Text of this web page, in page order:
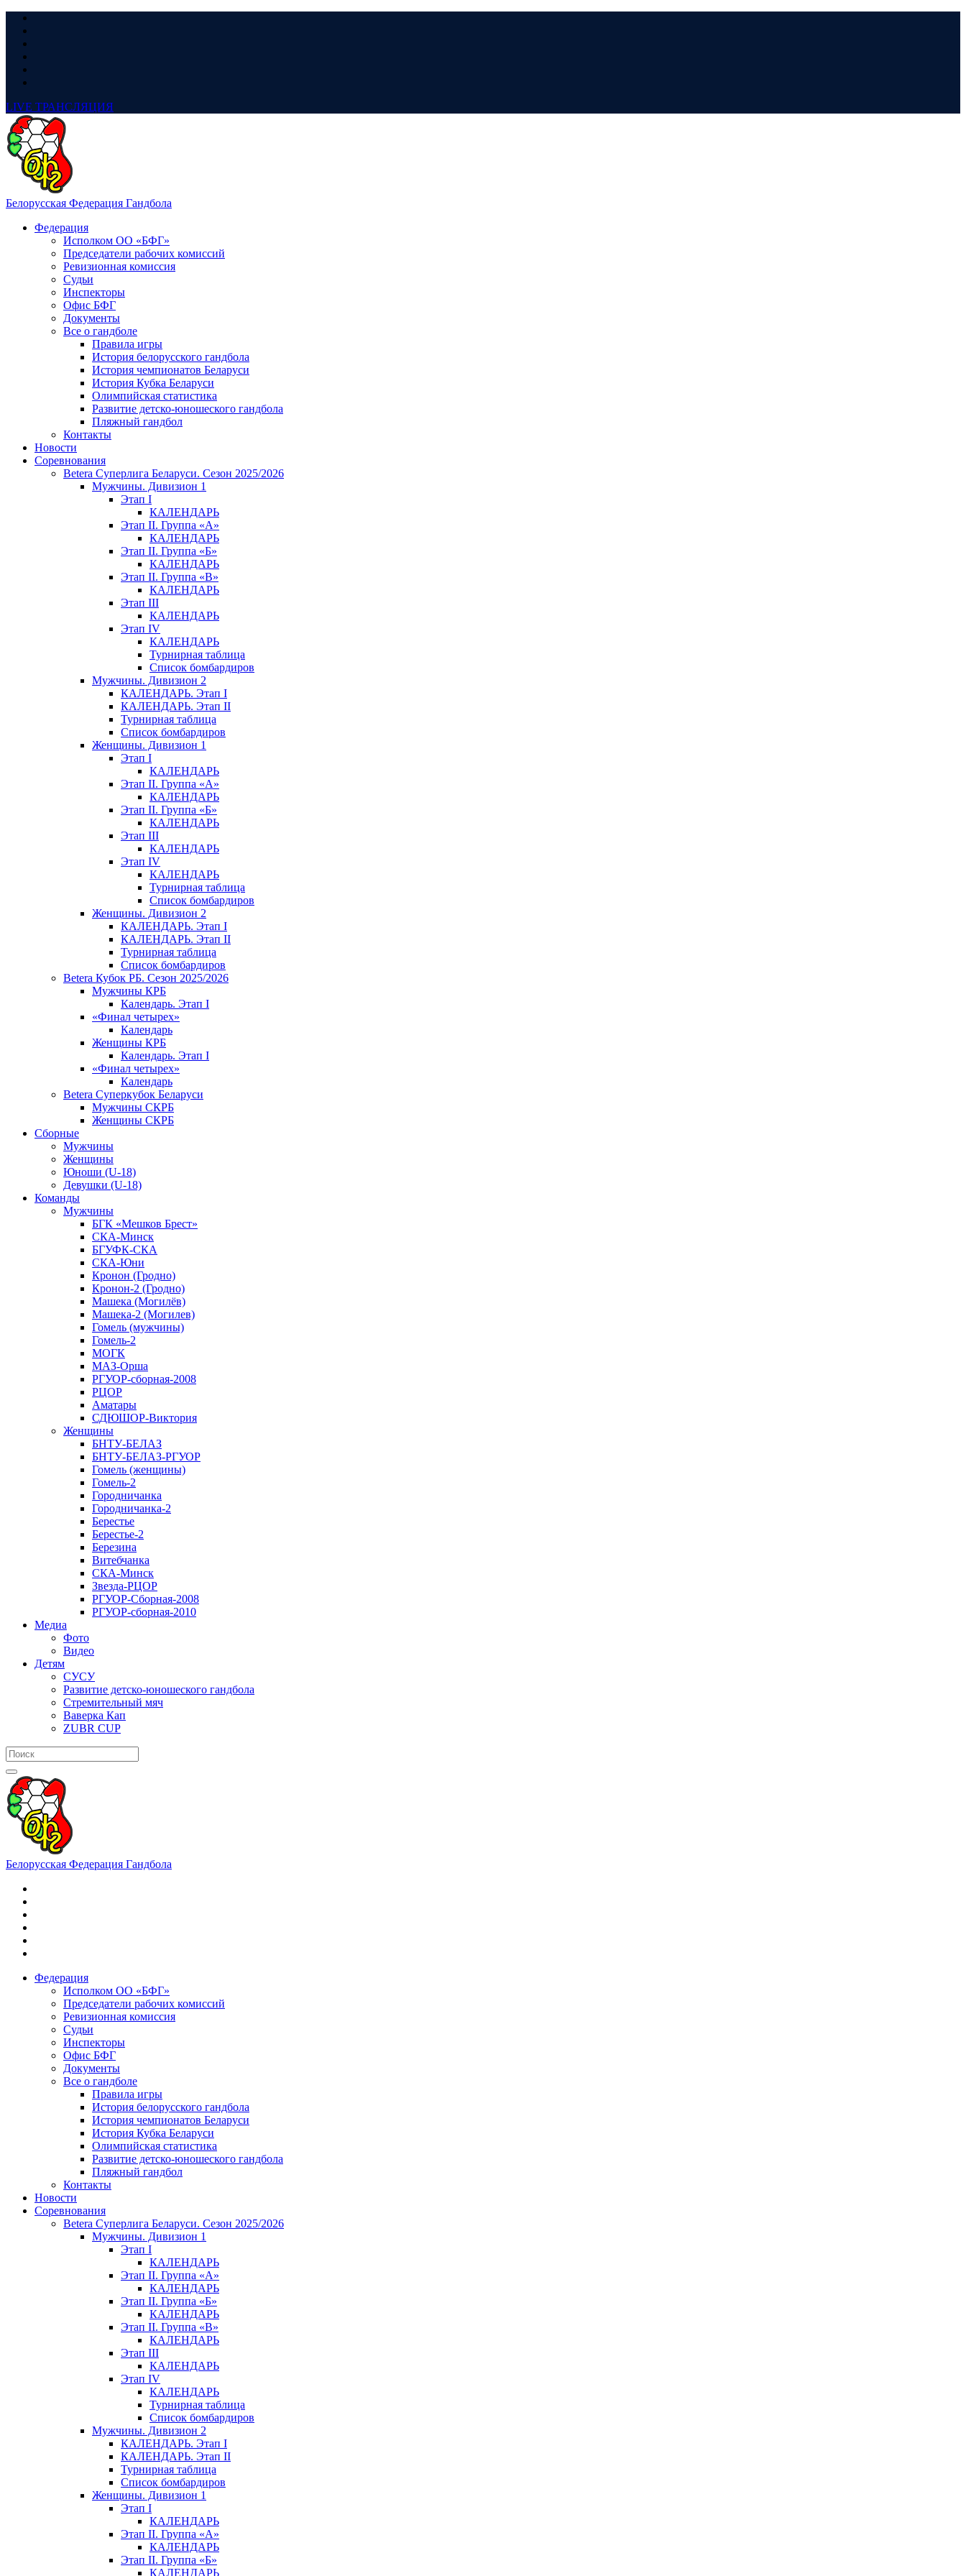
LIVE ТРАНСЛЯЦИЯ
Белорусская Федерация Гандбола
Федерация
Исполком ОО «БФГ»
Председатели рабочих комиссий
Ревизионная комиссия
Судьи
Инспекторы
Офис БФГ
Документы
Все о гандболе
Правила игры
История белорусского гандбола
История чемпионатов Беларуси
История Кубка Беларуси
Олимпийская статистика
Развитие детско-юношеского гандбола
Пляжный гандбол
Контакты
Новости
Соревнования
Betera Суперлига Беларуси. Сезон 2025/2026
Мужчины. Дивизион 1
Этап I
КАЛЕНДАРЬ
Этап II. Группа «А»
КАЛЕНДАРЬ
Этап II. Группа «Б»
КАЛЕНДАРЬ
Этап II. Группа «В»
КАЛЕНДАРЬ
Этап III
КАЛЕНДАРЬ
Этап IV
КАЛЕНДАРЬ
Турнирная таблица
Список бомбардиров
Мужчины. Дивизион 2
КАЛЕНДАРЬ. Этап I
КАЛЕНДАРЬ. Этап II
Турнирная таблица
Список бомбардиров
Женщины. Дивизион 1
Этап I
КАЛЕНДАРЬ
Этап II. Группа «А»
КАЛЕНДАРЬ
Этап II. Группа «Б»
КАЛЕНДАРЬ
Этап III
КАЛЕНДАРЬ
Этап IV
КАЛЕНДАРЬ
Турнирная таблица
Список бомбардиров
Женщины. Дивизион 2
КАЛЕНДАРЬ. Этап I
КАЛЕНДАРЬ. Этап II
Турнирная таблица
Список бомбардиров
Betera Кубок РБ. Сезон 2025/2026
Мужчины КРБ
Календарь. Этап I
«Финал четырех»
Календарь
Женщины КРБ
Календарь. Этап I
«Финал четырех»
Календарь
Betera Суперкубок Беларуси
Мужчины СКРБ
Женщины СКРБ
Сборные
Мужчины
Женщины
Юноши (U-18)
Девушки (U-18)
Команды
Мужчины
БГК «Мешков Брест»
СКА-Минск
БГУФК-СКА
СКА-Юни
Кронон (Гродно)
Кронон-2 (Гродно)
Машека (Могилёв)
Машека-2 (Могилев)
Гомель (мужчины)
Гомель-2
МОГК
МАЗ-Орша
РГУОР-сборная-2008
РЦОР
Аматары
СДЮШОР-Виктория
Женщины
БНТУ-БЕЛАЗ
БНТУ-БЕЛАЗ-РГУОР
Гомель (женщины)
Гомель-2
Городничанка
Городничанка-2
Берестье
Берестье-2
Березина
Витебчанка
СКА-Минск
Звезда-РЦОР
РГУОР-Сборная-2008
РГУОР-сборная-2010
Медиа
Фото
Видео
Детям
СУСУ
Развитие детско-юношеского гандбола
Стремительный мяч
Ваверка Кап
ZUBR CUP
Белорусская Федерация Гандбола
Федерация
Исполком ОО «БФГ»
Председатели рабочих комиссий
Ревизионная комиссия
Судьи
Инспекторы
Офис БФГ
Документы
Все о гандболе
Правила игры
История белорусского гандбола
История чемпионатов Беларуси
История Кубка Беларуси
Олимпийская статистика
Развитие детско-юношеского гандбола
Пляжный гандбол
Контакты
Новости
Соревнования
Betera Суперлига Беларуси. Сезон 2025/2026
Мужчины. Дивизион 1
Этап I
КАЛЕНДАРЬ
Этап II. Группа «А»
КАЛЕНДАРЬ
Этап II. Группа «Б»
КАЛЕНДАРЬ
Этап II. Группа «В»
КАЛЕНДАРЬ
Этап III
КАЛЕНДАРЬ
Этап IV
КАЛЕНДАРЬ
Турнирная таблица
Список бомбардиров
Мужчины. Дивизион 2
КАЛЕНДАРЬ. Этап I
КАЛЕНДАРЬ. Этап II
Турнирная таблица
Список бомбардиров
Женщины. Дивизион 1
Этап I
КАЛЕНДАРЬ
Этап II. Группа «А»
КАЛЕНДАРЬ
Этап II. Группа «Б»
КАЛЕНДАРЬ